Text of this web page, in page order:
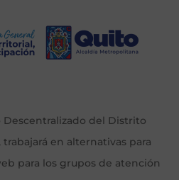
del Distrito
en alternativas para
para los grupos de atención